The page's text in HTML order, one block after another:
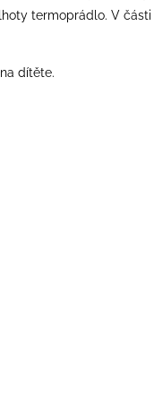
termoprádlo. V
dítěte.